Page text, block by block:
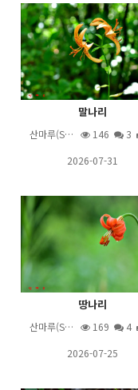
말나리
산마루(S… 146 3
2026-07-31
땅나리
산마루(S… 169 4
2026-07-25